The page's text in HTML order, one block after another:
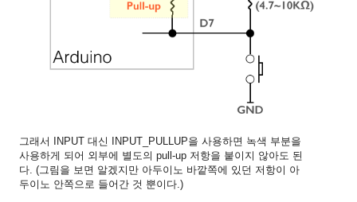
그래서 INPUT 대신 INPUT_PULLUP을 사용하면 녹색 부분을
사용하게 되어 외부에 별도의 pull-up 저항을 붙이지 않아도 된
다. (그림을 보면 알겠지만 아두이노 바깥쪽에 있던 저항이 아
두이노 안쪽으로 들어간 것 뿐이다.)